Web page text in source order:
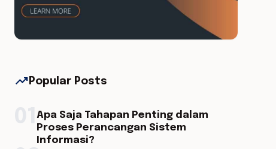
trending_up Popular Posts
Apa Saja Tahapan Penting dalam
Proses Perancangan Sistem
Informasi?